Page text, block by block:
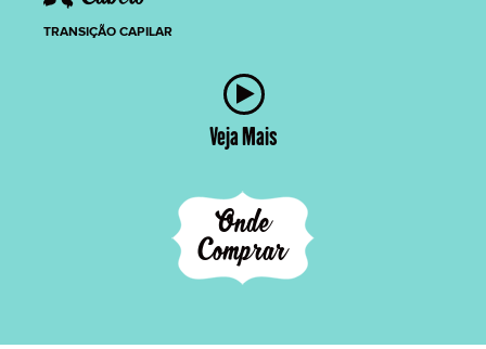
TRANSIÇÃO CAPILAR
Veja Mais
Onde
Comprar